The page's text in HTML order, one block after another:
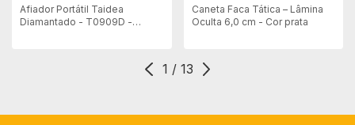
Afiador Portátil Taidea
Diamantado - T0909D -
Caneta Faca Tática – Lâmina
Oculta 6,0 cm - Cor prata
1 / 13